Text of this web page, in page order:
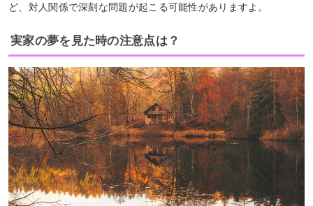
ど、対人関係で深刻な問題が起こる可能性がありますよ。
実家の夢を見た時の注意点は？